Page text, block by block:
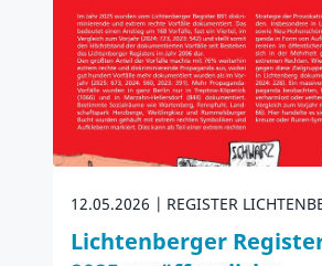
12.05.2026 REGISTER
Lichtenberger